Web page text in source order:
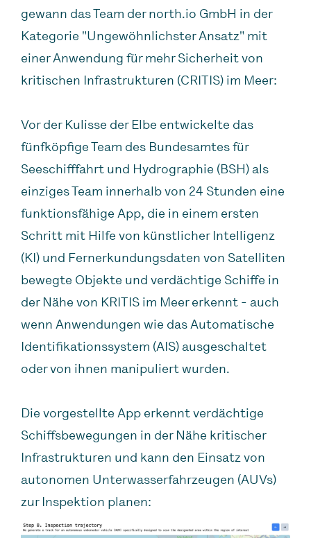
gewann das Team der north.io GmbH in der
Kategorie "Ungewöhnlichster Ansatz" mit
einer Anwendung für mehr Sicherheit von
kritischen Infrastrukturen (CRITIS) im Meer:
Vor der Kulisse der Elbe entwickelte das
fünfköpfige Team des Bundesamtes für
Seeschifffahrt und Hydrographie (BSH) als
einziges Team innerhalb von 24 Stunden eine
funktionsfähige App, die in einem ersten
Schritt mit Hilfe von künstlicher Intelligenz
(KI) und Fernerkundungsdaten von Satelliten
bewegte Objekte und verdächtige Schiffe in
der Nähe von KRITIS im Meer erkennt - auch
wenn Anwendungen wie das Automatische
Identifikationssystem (AIS) ausgeschaltet
oder von ihnen manipuliert wurden.
Die vorgestellte App erkennt verdächtige
Schiffsbewegungen in der Nähe kritischer
Infrastrukturen und kann den Einsatz von
autonomen Unterwasserfahrzeugen (AUVs)
zur Inspektion planen: